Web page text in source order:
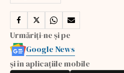
Urmăriți-ne și pe
Google News
și în aplicațiile mobile